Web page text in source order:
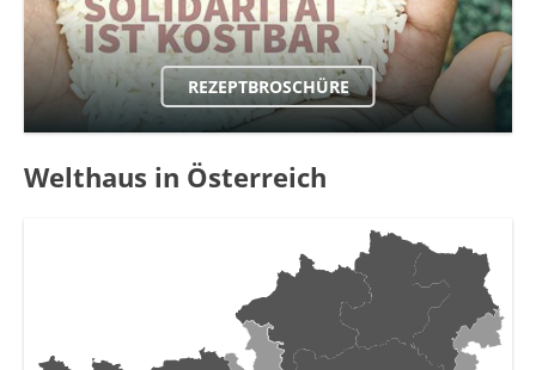
REZEPTBROSCHÜRE
Welthaus in Österreich